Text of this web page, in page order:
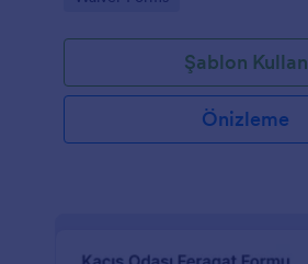
Şablon Kullan
Önizleme